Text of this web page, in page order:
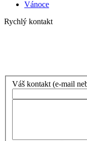
Vánoce
Rychlý kontakt
Váš kontakt (e-mail